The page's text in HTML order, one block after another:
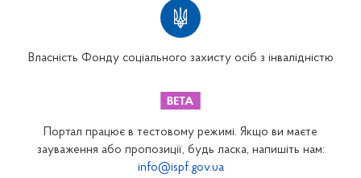
Закарпатське відділення
Запорізьке відділення
Власність Фонду соціального захисту осіб з інвалідністю
Портал працює в тестовому режимі. Якщо ви маєте
зауваження або пропозиції, будь ласка, напишіть нам:
info@ispf.gov.ua